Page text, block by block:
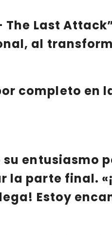
The Last
al
completo en
entusiasmo
la parte final.
Estoy